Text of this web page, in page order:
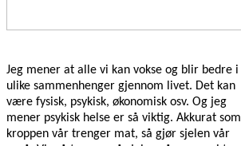
Jeg mener at alle vi kan vokse og blir bedre i
ulike sammenhenger gjennom livet. Det kan
være fysisk, psykisk, økonomisk osv. Og jeg
mener psykisk helse er så viktig. Akkurat som
kroppen vår trenger mat, så gjør sjelen vår